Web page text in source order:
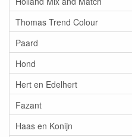
Thomas Trend Colour
Paard
Hond
Hert en Edelhert
Fazant
Haas en Konijn